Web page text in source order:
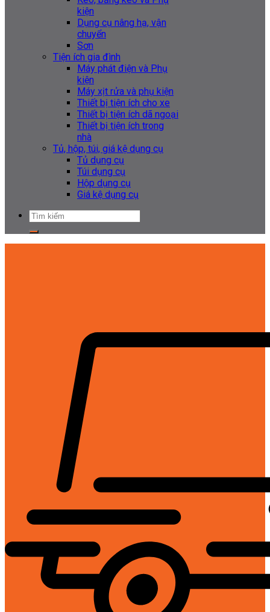
kiện
Dụng cụ nâng hạ, vận
chuyển
Sơn
Tiện ích gia đình
Máy phát điện và Phụ
kiện
Máy xịt rửa và phụ kiện
Thiết bị tiện ích cho xe
Thiết bị tiện ích dã ngoại
Thiết bị tiện ích trong
nhà
Tủ, hộp, túi, giá kệ dụng cụ
Tủ dụng cụ
Túi dụng cụ
Hộp dụng cụ
Giá kệ dụng cụ
Tìm